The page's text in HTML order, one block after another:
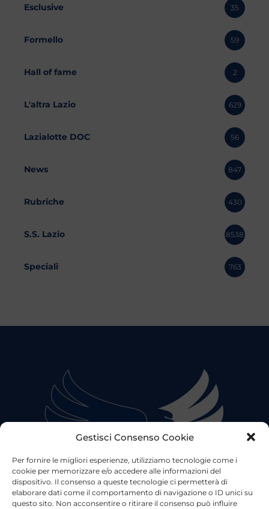
Gestisci Consenso Cookie
Per fornire le migliori esperienze, utilizziamo tecnologie come i
cookie per memorizzare e/o accedere alle informazioni del
dispositivo. Il consenso a queste tecnologie ci permetterà di
elaborare dati come il comportamento di navigazione o ID unici su
questo sito. Non acconsentire o ritirare il consenso può influire
Esclusive 35
Formello 59
Hall of fame 2
L'altra Lazio 629
Lazialotte DOC 56
News 847
Rubriche 430
S.S. Lazio 8538
Speciali 763